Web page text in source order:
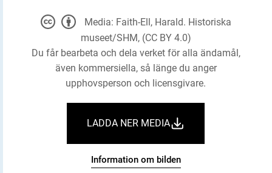
Media: Faith-Ell, Harald. Historiska
museet/SHM, (CC BY 4.0)
Du får bearbeta och dela verket för alla ändamål,
även kommersiella, så länge du anger
upphovsperson och licensgivare.
LADDA NER MEDIA
Information om bilden